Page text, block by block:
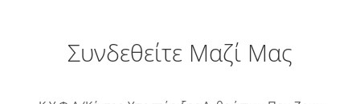
Συνδεθείτε Μαζί Μας